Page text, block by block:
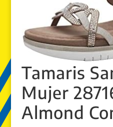
Tamaris
Mujer
Almond